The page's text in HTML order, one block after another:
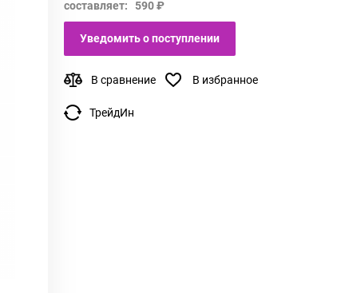
составляет: 590 ₽
Уведомить о поступлении
В сравнение В избранное
ТрейдИн